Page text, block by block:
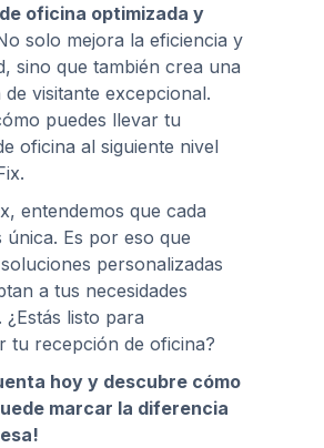
oficina optimizada y
solo mejora la eficiencia y
sino que también crea una
visitante excepcional.
puedes llevar tu
oficina al siguiente nivel
entendemos que cada
única. Es por eso que
personalizadas
a tus necesidades
¿Estás listo para
tu recepción de oficina?
hoy y descubre cómo
marcar la diferencia